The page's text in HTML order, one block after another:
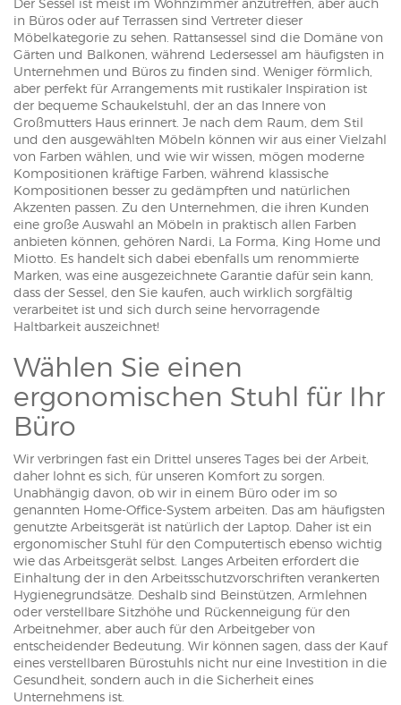
in Büros oder auf Terrassen sind Vertreter dieser
Möbelkategorie zu sehen. Rattansessel sind die Domäne von
Gärten und Balkonen, während Ledersessel am häufigsten in
Unternehmen und Büros zu finden sind. Weniger förmlich,
aber perfekt für Arrangements mit rustikaler Inspiration ist
der bequeme Schaukelstuhl, der an das Innere von
Großmutters Haus erinnert. Je nach dem Raum, dem Stil
und den ausgewählten Möbeln können wir aus einer Vielzahl
von Farben wählen, und wie wir wissen, mögen moderne
Kompositionen kräftige Farben, während klassische
Kompositionen besser zu gedämpften und natürlichen
Akzenten passen. Zu den Unternehmen, die ihren Kunden
eine große Auswahl an Möbeln in praktisch allen Farben
anbieten können, gehören Nardi, La Forma, King Home und
Miotto. Es handelt sich dabei ebenfalls um renommierte
Marken, was eine ausgezeichnete Garantie dafür sein kann,
dass der Sessel, den Sie kaufen, auch wirklich sorgfältig
verarbeitet ist und sich durch seine hervorragende
Haltbarkeit auszeichnet!
Wählen Sie einen
ergonomischen Stuhl für Ihr
Büro
Wir verbringen fast ein Drittel unseres Tages bei der Arbeit,
daher lohnt es sich, für unseren Komfort zu sorgen.
Unabhängig davon, ob wir in einem Büro oder im so
genannten Home-Office-System arbeiten. Das am häufigsten
genutzte Arbeitsgerät ist natürlich der Laptop. Daher ist ein
ergonomischer Stuhl für den Computertisch ebenso wichtig
wie das Arbeitsgerät selbst. Langes Arbeiten erfordert die
Einhaltung der in den Arbeitsschutzvorschriften verankerten
Hygienegrundsätze. Deshalb sind Beinstützen, Armlehnen
oder verstellbare Sitzhöhe und Rückenneigung für den
Arbeitnehmer, aber auch für den Arbeitgeber von
entscheidender Bedeutung. Wir können sagen, dass der Kauf
eines verstellbaren Bürostuhls nicht nur eine Investition in die
Gesundheit, sondern auch in die Sicherheit eines
Unternehmens ist.